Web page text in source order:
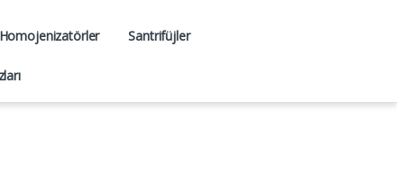
Homojenizatörler Santrifüjler